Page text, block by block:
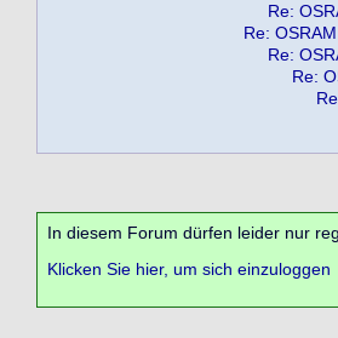
Re:
Re:
Re:
Re:
In diesem Forum dürfen leider nur
Klicken Sie hier, um sich einzuloggen